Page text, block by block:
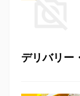
デリバリー